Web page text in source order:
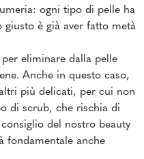
ogni tipo di pelle ha
è già aver fatto metà
per eliminare dalla pelle
Anche in questo caso,
più delicati, per cui non
di scrub, che rischia di
del nostro beauty
fondamentale anche